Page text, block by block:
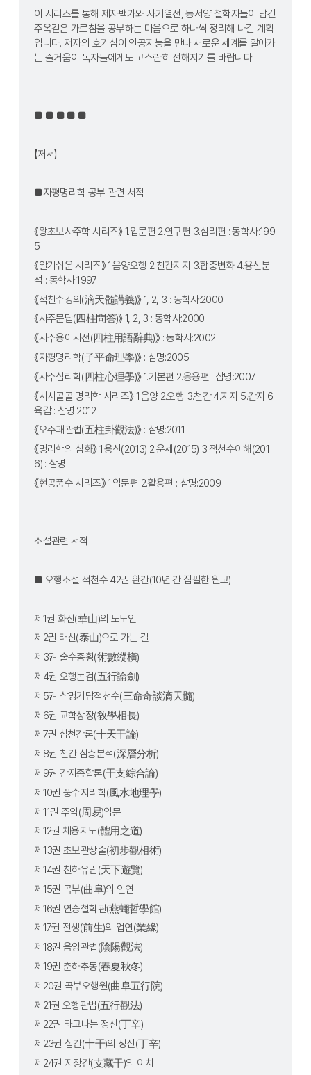
이 시리즈를 통해 제자백가와 사기열전, 동서양 철학자들이 남긴
주옥같은 가르침을 공부하는 마음으로 하나씩 정리해 나갈 계획
입니다. 저자의 호기심이 인공지능을 만나 새로운 세계를 알아가
는 즐거움이 독자들에게도 고스란히 전해지기를 바랍니다.
■ ■ ■ ■ ■
【저서】
■자평명리학 공부 관련 서적
《왕초보사주학 시리즈》 1.입문편 2.연구편 3.심리편 : 동학사:199
5
《알기쉬운 시리즈》 1.음양오행 2.천간지지 3.합충변화 4.용신분
석 : 동학사:1997
《적천수강의(滴天髓講義)》 1, 2, 3 : 동학사:2000
《사주문답(四柱問答)》 1, 2, 3 : 동학사:2000
《사주용어사전(四柱用語辭典)》 : 동학사:2002
《자평명리학(子平命理學)》 : 삼명:2005
《사주심리학(四柱心理學)》 1.기본편 2.응용편 : 삼명:2007
《시시콜콜 명리학 시리즈》 1.음양 2.오행 3.천간 4.지지 5.간지 6.
육갑 : 삼명:2012
《오주괘관법(五柱卦觀法)》 : 삼명:2011
《명리학의 심화》 1.용신(2013) 2.운세(2015) 3.적천수이해(201
6) : 삼명:
《현공풍수 시리즈》 1.입문편 2.활용편 : 삼명:2009
소설관련 서적
■ 오행소설 적천수 42권 완간(10년 간 집필한 원고)
제1권 화산(華山)의 노도인
제2권 태산(泰山)으로 가는 길
제3권 술수종횡(術數縱橫)
제4권 오행논검(五行論劍)
제5권 삼명기담적천수(三命奇談滴天髓)
제6권 교학상장(敎學相長)
제7권 십천간론(十天干論)
제8권 천간 심층분석(深層分析)
제9권 간지종합론(干支綜合論)
제10권 풍수지리학(風水地理學)
제11권 주역(周易)입문
제12권 체용지도(體用之道)
제13권 초보관상술(初步觀相術)
제14권 천하유람(天下遊覽)
제15권 곡부(曲阜)의 인연
제16권 연승철학관(燕蠅哲學館)
제17권 전생(前生)의 업연(業緣)
제18권 음양관법(陰陽觀法)
제19권 춘하추동(春夏秋冬)
제20권 곡부오행원(曲阜五行院)
제21권 오행관법(五行觀法)
제22권 타고나는 정신(丁辛)
제23권 십간(十干)의 정신(丁辛)
제24권 지장간(支藏干)의 이치